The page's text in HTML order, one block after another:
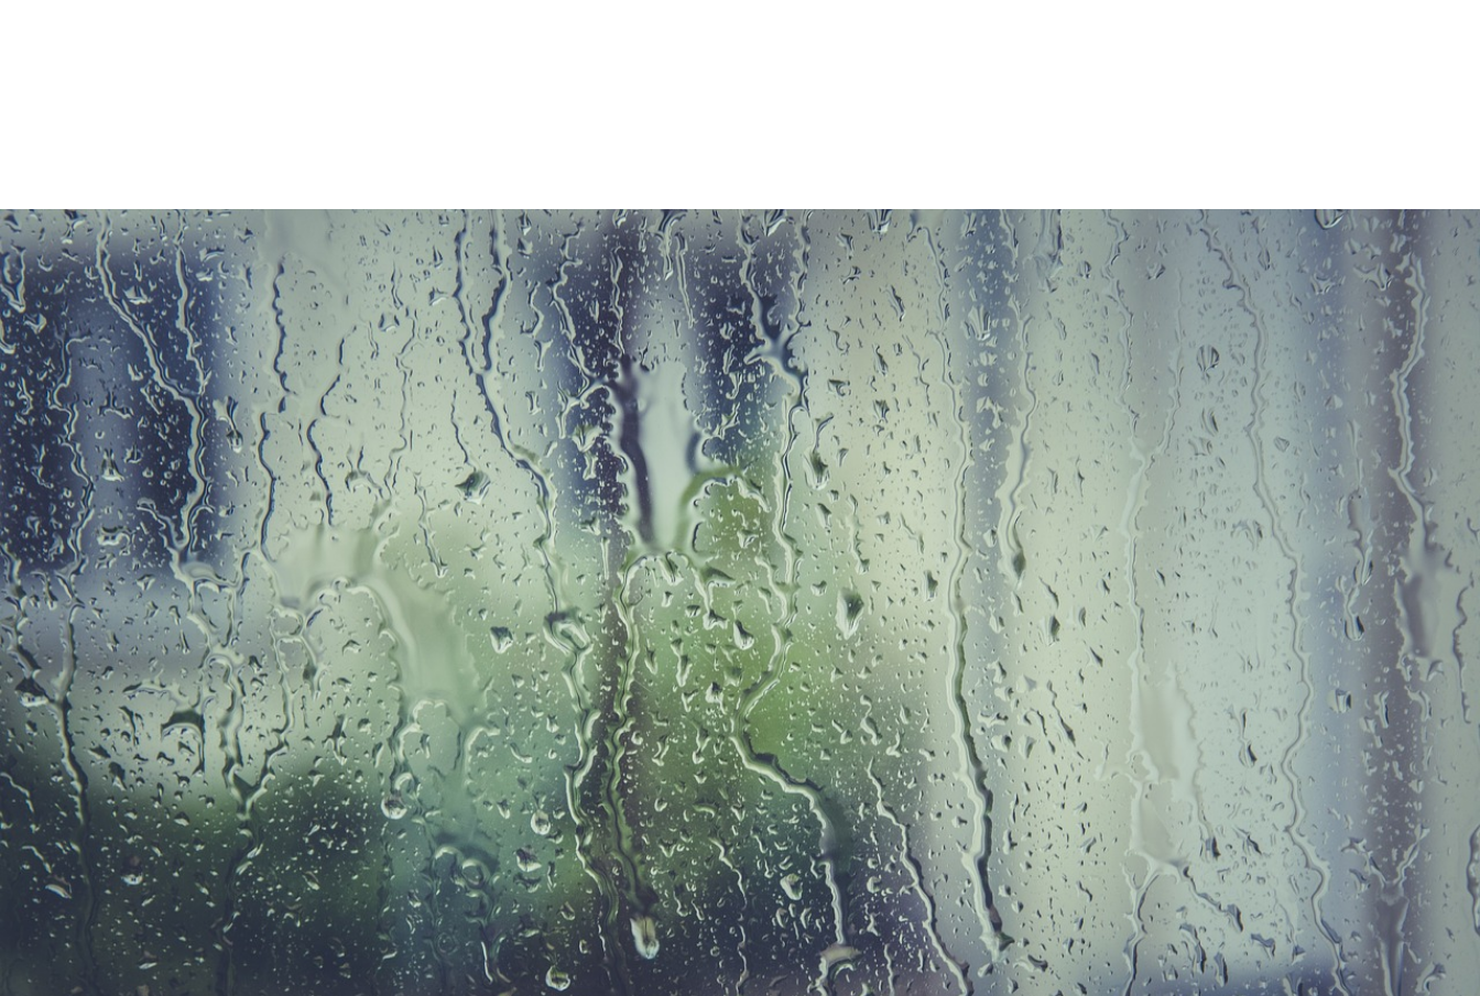
Sensor für Luftfeuchtigkeit